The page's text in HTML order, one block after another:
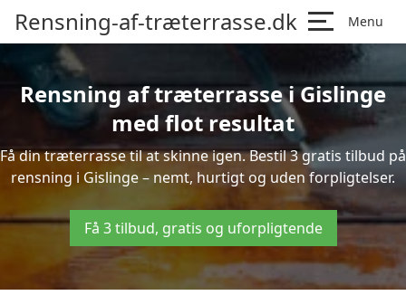
Rensning-af-træterrasse.dk Menu
Rensning af træterrasse i Gislinge
med flot resultat
Få din træterrasse til at skinne igen. Bestil 3 gratis tilbud på
rensning i Gislinge – nemt, hurtigt og uden forpligtelser.
Få 3 tilbud, gratis og uforpligtende